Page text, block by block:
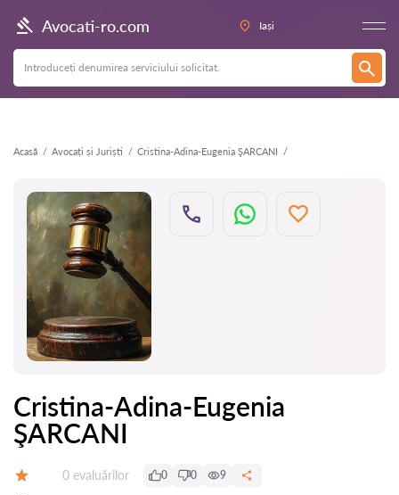
Avocati-ro.com Iași
Acasă Avocați și Juriști Cristina-Adina-Eugenia ŞARCANI
Înapoi
Cristina-Adina-Eugenia
ŞARCANI
Evaluărilor:
0 evaluărilor 0 0 9